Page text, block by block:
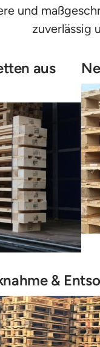
und
zuverlässig
aus
&